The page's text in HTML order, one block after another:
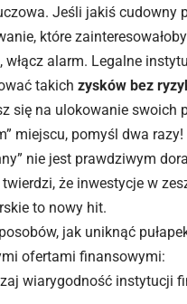
Jeśli jakiś cudowny
które
włącz alarm. Legalne
takich zysków bez
się na ulokowanie swoich
miejscu, pomyśl dwa razy!
nie jest prawdziwym
że inwestycje w
to nowy hit.
jak uniknąć
ofertami finansowymi:
wiarygodność instytucji